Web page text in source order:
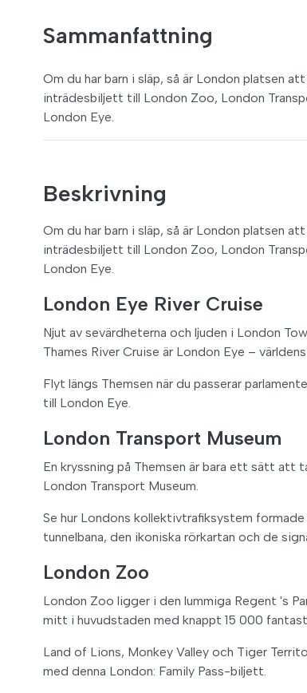
Sammanfattning
Om du har barn i släp, så är London platsen
inträdesbiljett till London Zoo, London
London Eye.
Beskrivning
Om du har barn i släp, så är London platsen
inträdesbiljett till London Zoo, London
London Eye.
London Eye River Cruise
Njut av sevärdheterna och ljuden i London
Thames River Cruise är London Eye –
Flyt längs Themsen när du passerar
till London Eye.
London Transport Museum
En kryssning på Themsen är bara ett sätt att
London Transport Museum.
Se hur Londons kollektivtrafiksystem
tunnelbana, den ikoniska rörkartan och de
London Zoo
London Zoo ligger i den lummiga Regent 's
mitt i huvudstaden med knappt 15 000
Land of Lions, Monkey Valley och Tiger
med denna London: Family Pass-biljett.